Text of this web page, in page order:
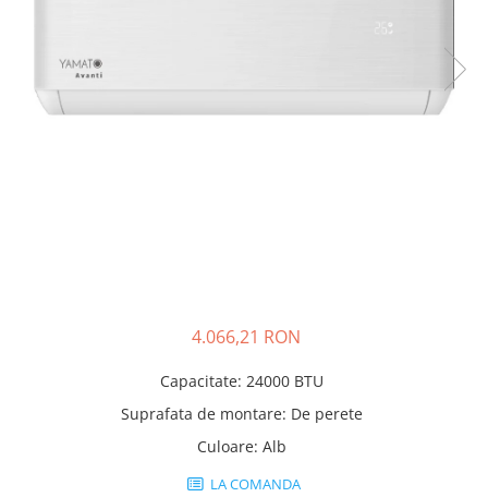
Accesorii
Telecomenzi
Adaptoare wi-fi
4.066,21 RON
Capacitate: 24000 BTU
Suprafata de montare: De perete
Culoare: Alb
LA COMANDA